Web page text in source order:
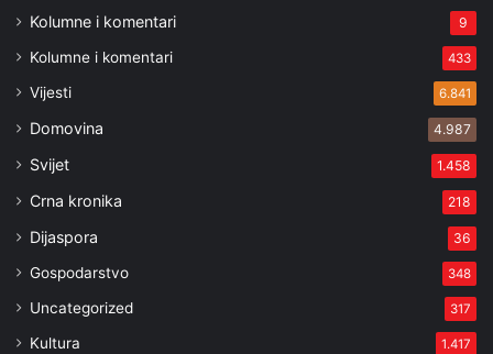
Kolumne i komentari 9
Kolumne i komentari 433
Vijesti 6.841
Domovina 4.987
Svijet 1.458
Crna kronika 218
Dijaspora 36
Gospodarstvo 348
Uncategorized 317
Kultura 1.417